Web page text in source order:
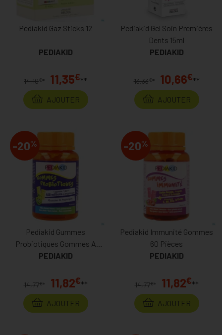
Pediakid Gaz Sticks 12
PEDIAKID
14,19€* 11,35€**
AJOUTER
Pediakid Gel Soin Premières
Dents 15ml
PEDIAKID
13,33€ * 10,66€**
AJOUTER
-20%
Pediakid Gummes
Probiotiques Gommes A
Mâcher 60
PEDIAKID
14,77€ * 11,82€**
AJOUTER
-20%
Pediakid Immunité Gommes
60 Pièces
PEDIAKID
14,77€ * 11,82€**
AJOUTER